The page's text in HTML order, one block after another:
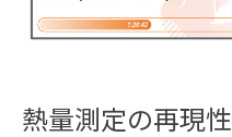
熱量測定の再現性